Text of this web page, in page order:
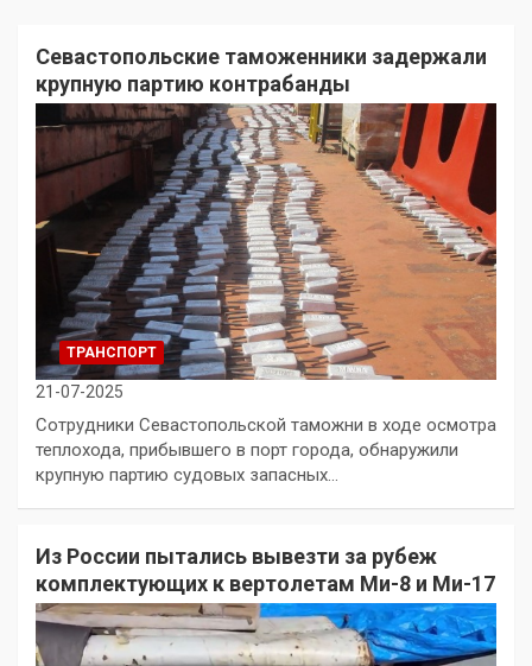
Севастопольские таможенники задержали
крупную партию контрабанды
ТРАНСПОРТ
21-07-2025
Сотрудники Севастопольской таможни в ходе осмотра
теплохода, прибывшего в порт города, обнаружили
крупную партию судовых запасных…
Из России пытались вывезти за рубеж
комплектующих к вертолетам Ми-8 и Ми-17